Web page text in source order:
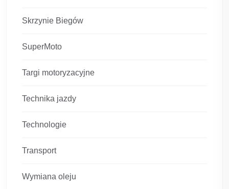
Skrzynie Biegów
SuperMoto
Targi motoryzacyjne
Technika jazdy
Technologie
Transport
Wymiana oleju